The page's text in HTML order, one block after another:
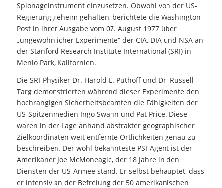
Spionageinstrument einzusetzen. Obwohl von der US-
Regierung geheim gehalten, berichtete die Washington
Post in ihrer Ausgabe vom 07. August 1977 über
„ungewöhnlicher Experimente“ der CIA, DIA und NSA an
der Stanford Research Institute International (SRI) in
Menlo Park, Kalifornien.
Die SRI-Physiker Dr. Harold E. Puthoff und Dr. Russell
Targ demonstrierten während dieser Experimente den
hochrangigen Sicherheitsbeamten die Fähigkeiten der
US-Spitzenmedien Ingo Swann und Pat Price. Diese
waren in der Lage anhand abstrakter geographischer
Zielkoordinaten weit entfernte Örtlichkeiten genau zu
beschreiben. Der wohl bekannteste PSI-Agent ist der
Amerikaner Joe McMoneagle, der 18 Jahre in den
Diensten der US-Armee stand. Er selbst behauptet, dass
er intensiv an der Befreiung der 50 amerikanischen